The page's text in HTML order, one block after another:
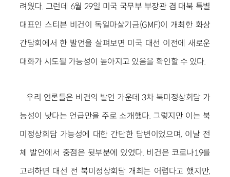
려웠다. 그런데 6월 29일 미국 국무부 부장관 겸 대북 특별
대표인 스티븐 비건이 독일마샬기금(GMF)이 개최한 화상
간담회에서 한 발언을 살펴보면 미국 대선 이전에 새로운
대화가 시도될 가능성이 높아지고 있음을 확인할 수 있다.
우리 언론들은 비건의 발언 가운데 3차 북미정상회담 가
능성이 낮다는 언급만을 주로 소개했다. 그렇지만 이는 북
미정상회담 가능성에 대한 간단한 답변이었으며, 이날 전
체 발언에서 중점은 뒷부분에 있었다. 비건은 코로나19를
고려하면 대선 전 북미정상회담 개최는 어렵다고 했지만,